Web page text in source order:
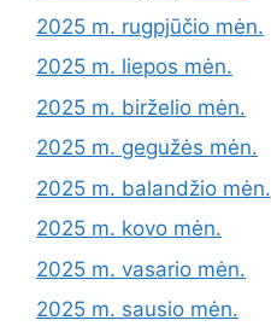
2025 m. rugpjūčio mėn.
2025 m. liepos mėn.
2025 m. birželio mėn.
2025 m. gegužės mėn.
2025 m. balandžio mėn.
2025 m. kovo mėn.
2025 m. vasario mėn.
2025 m. sausio mėn.